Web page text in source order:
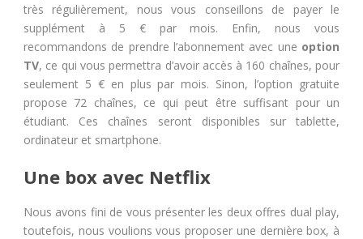
très régulièrement, nous vous conseillons de payer le
supplément à 5 € par mois. Enfin, nous vous
recommandons de prendre l’abonnement avec une option
TV, ce qui vous permettra d’avoir accès à 160 chaînes, pour
seulement 5 € en plus par mois. Sinon, l’option gratuite
propose 72 chaînes, ce qui peut être suffisant pour un
étudiant. Ces chaînes seront disponibles sur tablette,
ordinateur et smartphone.
Une box avec Netflix
Nous avons fini de vous présenter les deux offres dual play,
toutefois, nous voulions vous proposer une dernière box, à